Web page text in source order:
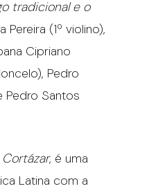
tradicional e o
(1º violino),
Cipriano
Pedro
Pedro Santos
, é uma
Latina com a